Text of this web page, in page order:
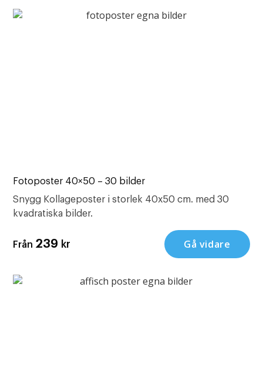
Fotoposter 40×50 – 30 bilder
Snygg Kollageposter i storlek 40x50 cm. med 30
kvadratiska bilder.
Från 239 kr Gå vidare